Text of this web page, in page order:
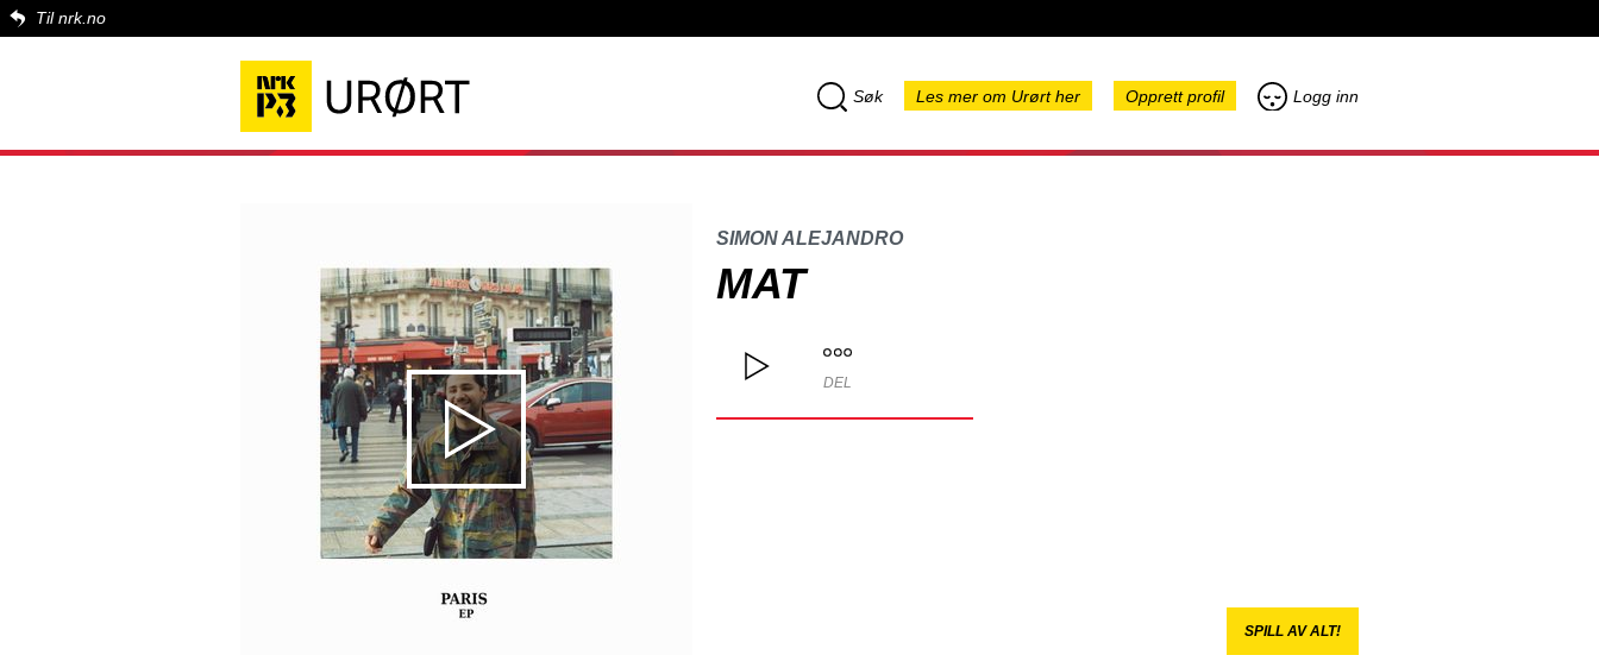
Til nrk.no
Søk Les mer om Urørt her Opprett profil Logg inn
SIMON ALEJANDRO
MAT
DEL
SPILL AV ALT!